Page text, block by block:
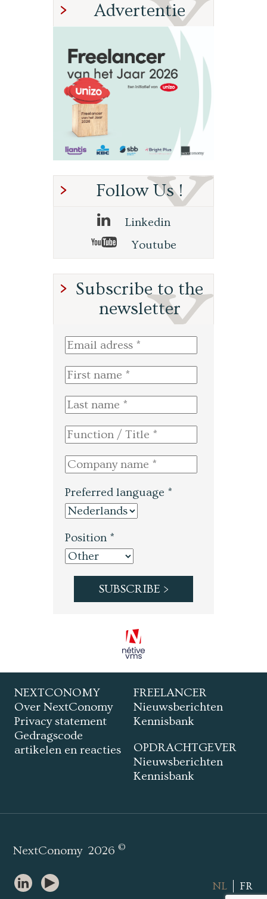
Advertentie
Follow Us !
Linkedin
Youtube
Subscribe to the
newsletter
Preferred language *
Position *
NEXTCONOMY
Over NextConomy
Privacy statement
Gedragscode
artikelen en reacties
FREELANCER
Nieuwsberichten
Kennisbank
OPDRACHTGEVER
Nieuwsberichten
Kennisbank
NextConomy 2026©
NL FR